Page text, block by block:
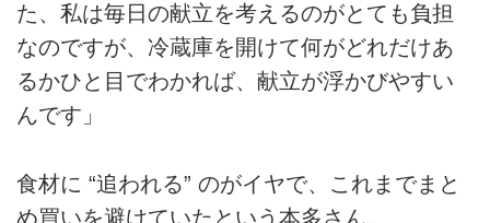
た、私は毎日の献立を考えるのがとても負担
なのですが、冷蔵庫を開けて何がどれだけあ
るかひと目でわかれば、献立が浮かびやすい
んです」
食材に “追われる” のがイヤで、これまでまと
め買いを避けていたという本多さん。